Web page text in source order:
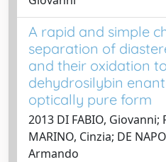
A rapid and simple
separation of
and their oxidation
dehydrosilybin
optically pure form
2013 DI FABIO,
MARINO, Cinzia; DE
Armando